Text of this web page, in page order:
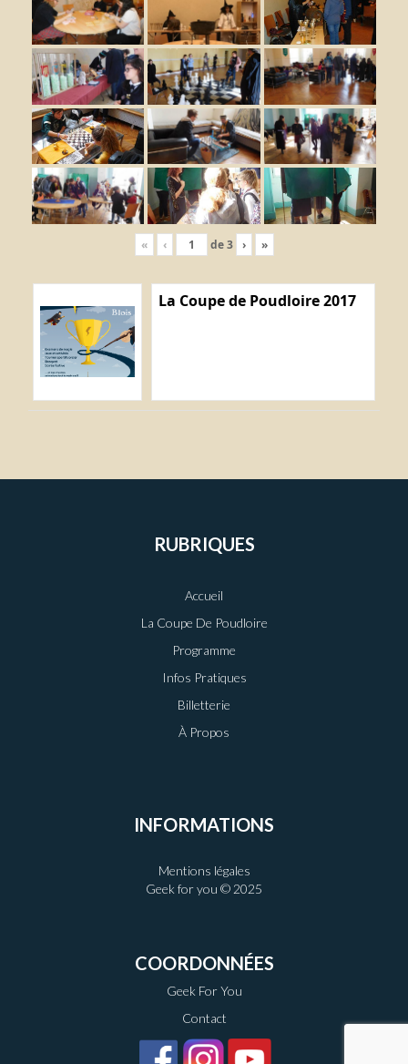
« ‹ de3 › »
La Coupe de Poudloire 2017
RUBRIQUES
Accueil
La Coupe De Poudloire
Programme
Infos Pratiques
Billetterie
À Propos
INFORMATIONS
Mentions légales
Geek for you © 2025
COORDONNÉES
Geek For You
Contact